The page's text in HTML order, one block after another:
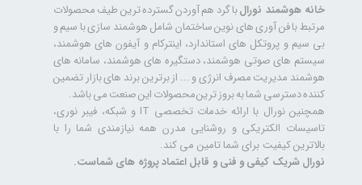
خانه هوشمند نورالبا گرد هم آوردن گسترده ترین طیف محصولات
مرتبط با فن آوری های نوین ساختمان شامل هوشمند سازی با سیم و
بی سیم و پروتکل های استاندارد، اینترکام و آیفون های هوشمند،
سیستم های صوتی هوشمند، دستگیره های هوشمند، سامانه های
هوشمند مدیریت مصرف انرژی و ... از برترین برند های بازار تضمین
کننده دسترسی شما به بروز ترین محصولات این صنعت می باشد.
همچنین نورال با ارائه خدمات تخصصی IT و شبکه، فیبر نوری،
تاسیسات الکتریکی و روشنایی مدرن همه نیازمندی شما را با
بالاترین کیفیت برای شما تامین می کند.
نورال شریک کیفی و فنی و قابل اعتماد پروژه های شماست.